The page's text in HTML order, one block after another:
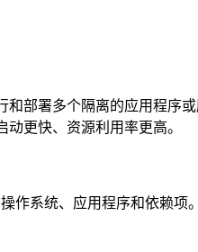
部署多个隔离的应用程序
更快、资源利用率更高。
作系统、应用程序和依赖